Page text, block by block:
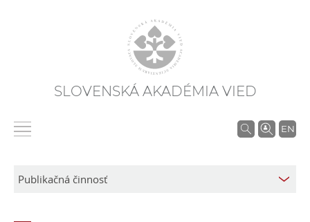
SLOVENSKÁ AKADÉMIA VIED
EN
V